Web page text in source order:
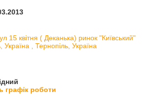
15 квітня ( Деканька) ринок "Київський"
Україна , Тернопіль, Україна
графік роботи